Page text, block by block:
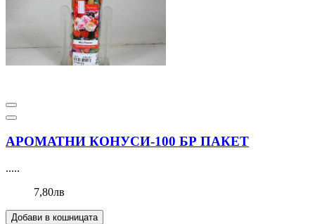
АРОМАТНИ КОНУСИ-100 БР ПАКЕТ
.....
7,80лв
Добави в кошницата